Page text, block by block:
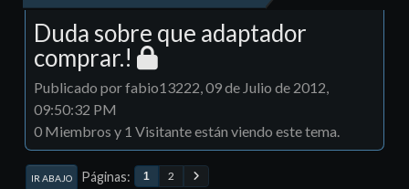
Duda sobre que adaptador
comprar.!
Publicado por fabio13222, 09 de Julio de 2012,
09:50:32 PM
0 Miembros y 1 Visitante están viendo este tema.
IR ABAJO Páginas 1 2